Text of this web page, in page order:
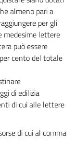
almeno pari a
per gli
medesime lettere
può essere
cento del totale
di edilizia
di cui alle lettere
di cui al comma